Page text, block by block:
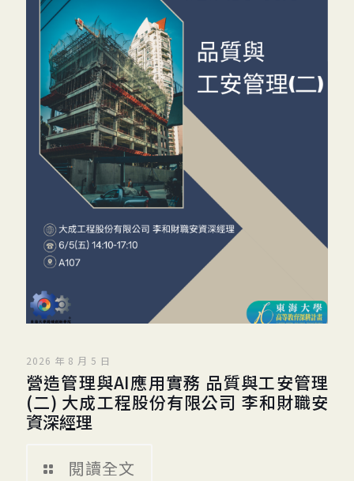
2026 年 8 月 5 日
營造管理與AI應用實務 品質與工安管理
(二) 大成工程股份有限公司 李和財職安
資深經理
閱讀全文